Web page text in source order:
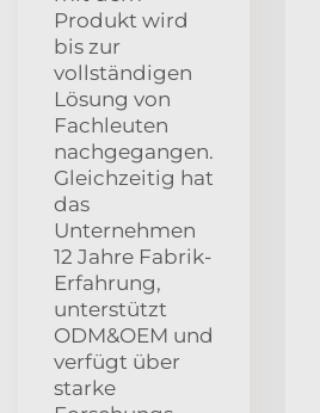
Produkt wird
bis zur
vollständigen
Lösung von
Fachleuten
nachgegangen.
Gleichzeitig hat
das
Unternehmen
12 Jahre Fabrik-
Erfahrung,
unterstützt
ODM&OEM und
verfügt über
starke